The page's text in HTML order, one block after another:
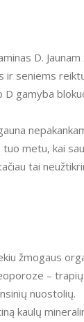
D.
ir seniems
gamyba
metu, kai
tai
žmogaus
– trapių
nuostolių.
kaulų